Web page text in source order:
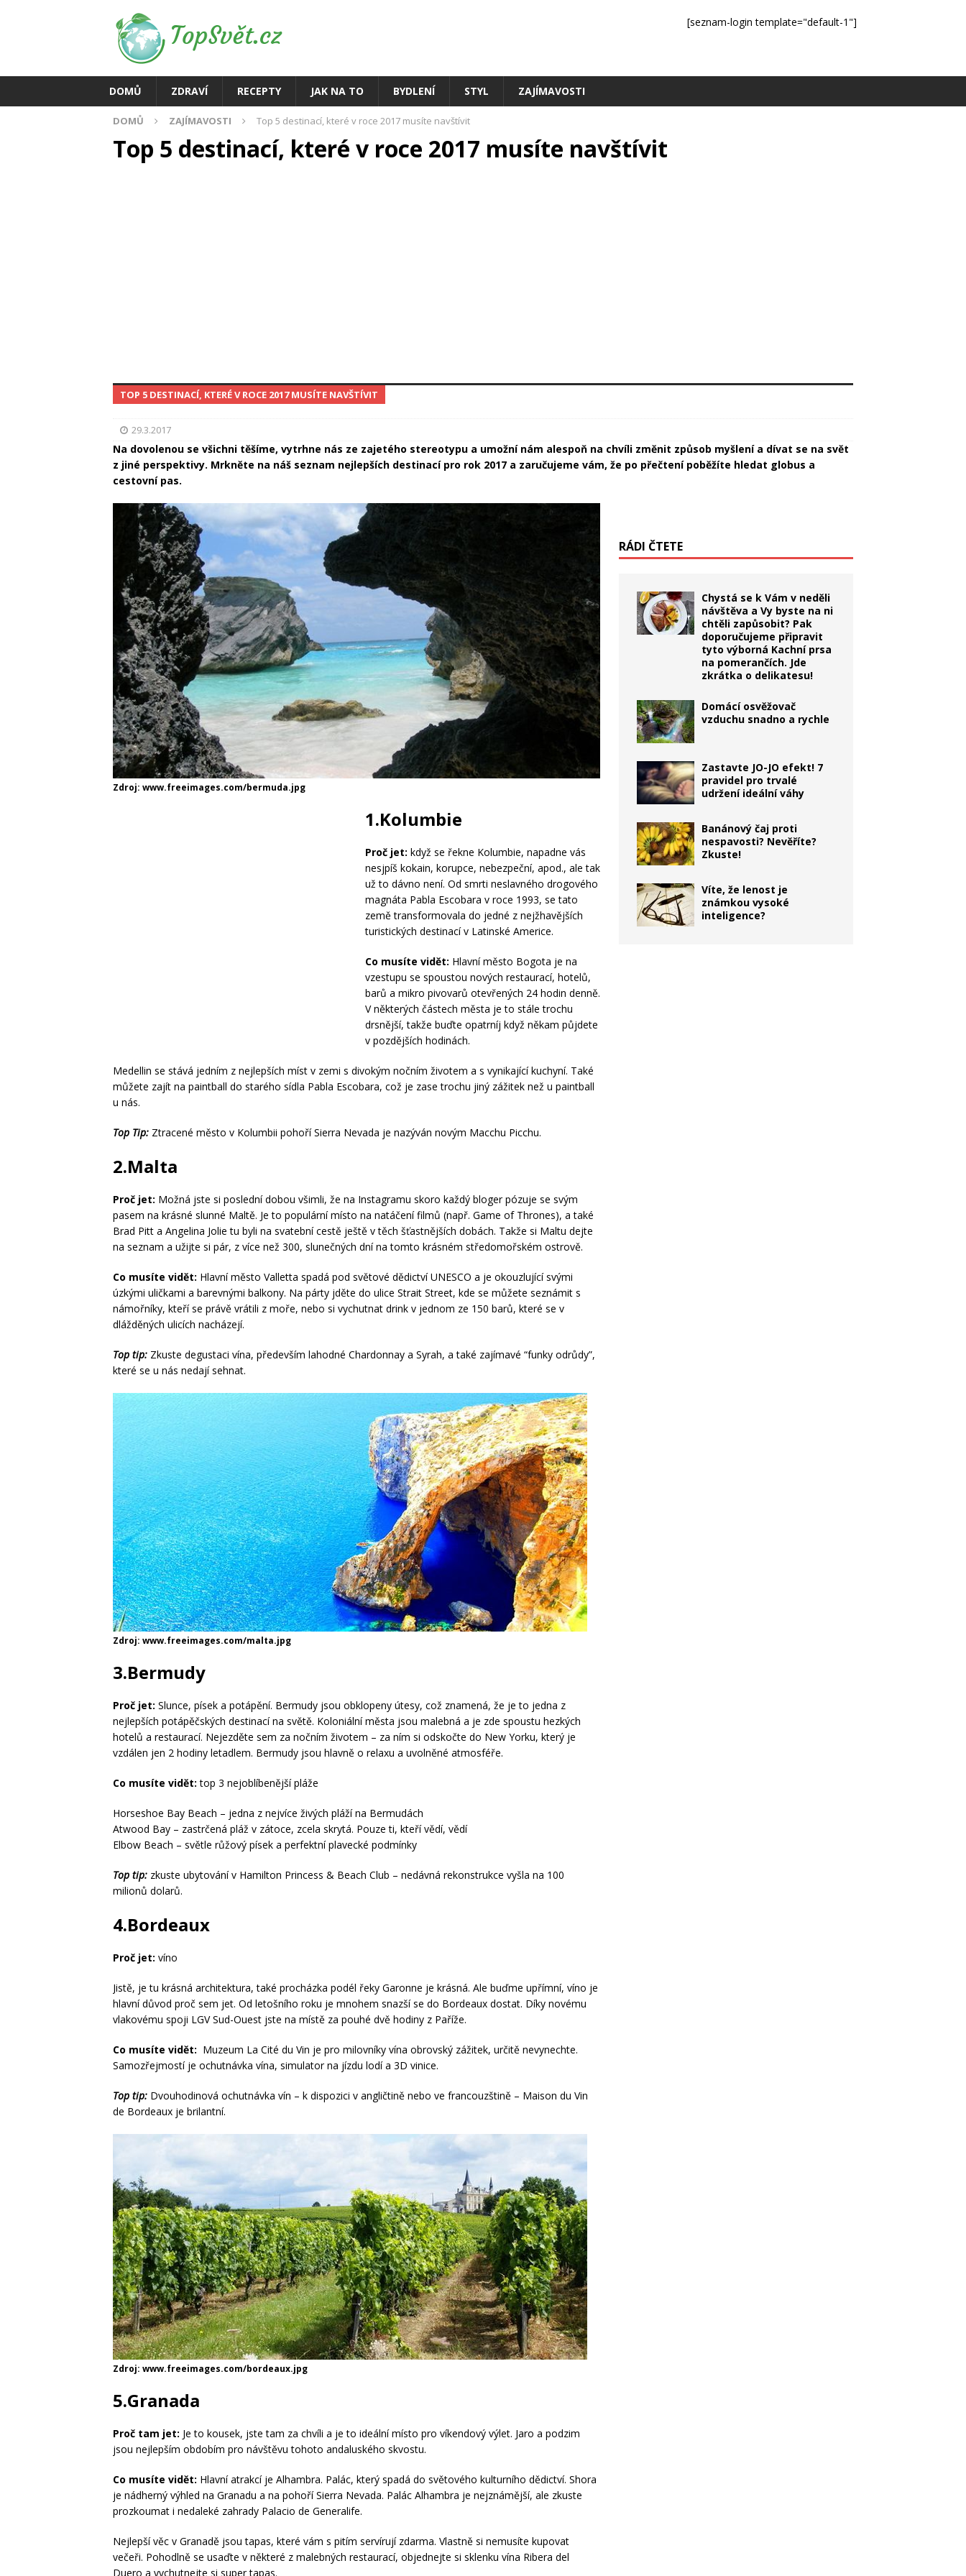
[seznam-login template="default-1"]
DOMŮ ZDRAVÍ RECEPTY JAK NA TO BYDLENÍ STYL ZAJÍMAVOSTI
DOMŮ ZAJÍMAVOSTI Top 5 destinací, které v roce 2017 musíte navštívit
Top 5 destinací, které v roce 2017 musíte navštívit
TOP 5 DESTINACÍ, KTERÉ V ROCE 2017 MUSÍTE NAVŠTÍVIT
29.3.2017
Na dovolenou se všichni těšíme, vytrhne nás ze zajetého stereotypu a umožní nám alespoň na chvíli změnit způsob myšlení a dívat se na svět
z jiné perspektivy. Mrkněte na náš seznam nejlepších destinací pro rok 2017 a zaručujeme vám, že po přečtení poběžíte hledat globus a
cestovní pas.
Zdroj: www.freeimages.com/bermuda.jpg
1.Kolumbie
Proč jet: když se řekne Kolumbie, napadne vás
nesjpíš kokain, korupce, nebezpeční, apod., ale tak
už to dávno není. Od smrti neslavného drogového
magnáta Pabla Escobara v roce 1993, se tato
země transformovala do jedné z nejžhavějších
turistických destinací v Latinské Americe.
Co musíte vidět: Hlavní město Bogota je na
vzestupu se spoustou nových restaurací, hotelů,
barů a mikro pivovarů otevřených 24 hodin denně.
V některých částech města je to stále trochu
drsnější, takže buďte opatrníj když někam půjdete
v pozdějších hodinách.
Medellin se stává jedním z nejlepších míst v zemi s divokým nočním životem a s vynikající kuchyní. Také
můžete zajít na paintball do starého sídla Pabla Escobara, což je zase trochu jiný zážitek než u paintball
u nás.
Top Tip: Ztracené město v Kolumbii pohoří Sierra Nevada je nazýván novým Macchu Picchu.
2.Malta
Proč jet: Možná jste si poslední dobou všimli, že na Instagramu skoro každý bloger pózuje se svým
pasem na krásné slunné Maltě. Je to populární místo na natáčení filmů (např. Game of Thrones), a také
Brad Pitt a Angelina Jolie tu byli na svatební cestě ještě v těch šťastnějších dobách. Takže si Maltu dejte
na seznam a užijte si pár, z více než 300, slunečných dní na tomto krásném středomořském ostrově.
Co musíte vidět: Hlavní město Valletta spadá pod světové dědictví UNESCO a je okouzlující svými
úzkými uličkami a barevnými balkony. Na párty jděte do ulice Strait Street, kde se můžete seznámit s
námořníky, kteří se právě vrátili z moře, nebo si vychutnat drink v jednom ze 150 barů, které se v
dlážděných ulicích nacházejí.
Top tip: Zkuste degustaci vína, především lahodné Chardonnay a Syrah, a také zajímavé “funky odrůdy”,
které se u nás nedají sehnat.
Zdroj: www.freeimages.com/malta.jpg
3.Bermudy
Proč jet: Slunce, písek a potápění. Bermudy jsou obklopeny útesy, což znamená, že je to jedna z
nejlepších potápěčských destinací na světě. Koloniální města jsou malebná a je zde spoustu hezkých
hotelů a restaurací. Nejezděte sem za nočním životem – za ním si odskočte do New Yorku, který je
vzdálen jen 2 hodiny letadlem. Bermudy jsou hlavně o relaxu a uvolněné atmosféře.
Co musíte vidět: top 3 nejoblíbenější pláže
Horseshoe Bay Beach – jedna z nejvíce živých pláží na Bermudách
Atwood Bay – zastrčená pláž v zátoce, zcela skrytá. Pouze ti, kteří vědí, vědí
Elbow Beach – světle růžový písek a perfektní plavecké podmínky
Top tip: zkuste ubytování v Hamilton Princess & Beach Club – nedávná rekonstrukce vyšla na 100
milionů dolarů.
4.Bordeaux
Proč jet: víno
Jistě, je tu krásná architektura, také procházka podél řeky Garonne je krásná. Ale buďme upřímní, víno je
hlavní důvod proč sem jet. Od letošního roku je mnohem snazší se do Bordeaux dostat. Díky novému
vlakovému spoji LGV Sud-Ouest jste na místě za pouhé dvě hodiny z Paříže.
Co musíte vidět: Muzeum La Cité du Vin je pro milovníky vína obrovský zážitek, určitě nevynechte.
Samozřejmostí je ochutnávka vína, simulator na jízdu lodí a 3D vinice.
Top tip: Dvouhodinová ochutnávka vín – k dispozici v angličtině nebo ve francouzštině – Maison du Vin
de Bordeaux je brilantní.
Zdroj: www.freeimages.com/bordeaux.jpg
5.Granada
Proč tam jet: Je to kousek, jste tam za chvíli a je to ideální místo pro víkendový výlet. Jaro a podzim
jsou nejlepším obdobím pro návštěvu tohoto andaluského skvostu.
Co musíte vidět: Hlavní atrakcí je Alhambra. Palác, který spadá do světového kulturního dědictví. Shora
je nádherný výhled na Granadu a na pohoří Sierra Nevada. Palác Alhambra je nejznámější, ale zkuste
prozkoumat i nedaleké zahrady Palacio de Generalife.
Nejlepší věc v Granadě jsou tapas, které vám s pitím servírují zdarma. Vlastně si nemusíte kupovat
večeři. Pohodlně se usaďte v některé z malebných restaurací, objednejte si sklenku vína Ribera del
Duero a vychutnejte si super tapas.
RÁDI ČTETE
Chystá se k Vám v neděli
návštěva a Vy byste na ni
chtěli zapůsobit? Pak
doporučujeme připravit
tyto výborná Kachní prsa
na pomerančích. Jde
zkrátka o delikatesu!
Domácí osvěžovač
vzduchu snadno a rychle
Zastavte JO-JO efekt! 7
pravidel pro trvalé
udržení ideální váhy
Banánový čaj proti
nespavosti? Nevěříte?
Zkuste!
Víte, že lenost je
známkou vysoké
inteligence?